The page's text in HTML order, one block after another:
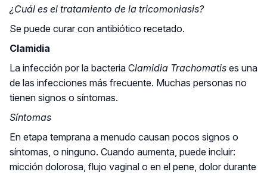
¿Cuál es el tratamiento de la tricomoniasis?
Se puede curar con antibiótico recetado.
Clamidia
La infección por la bacteria Clamidia Trachomatis es una
de las infecciones más frecuente. Muchas personas no
tienen signos o síntomas.
Síntomas
En etapa temprana a menudo causan pocos signos o
síntomas, o ninguno. Cuando aumenta, puede incluir:
micción dolorosa, flujo vaginal o en el pene, dolor durante